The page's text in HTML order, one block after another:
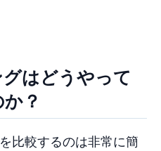
はどうやって
？
比較するのは非常に簡